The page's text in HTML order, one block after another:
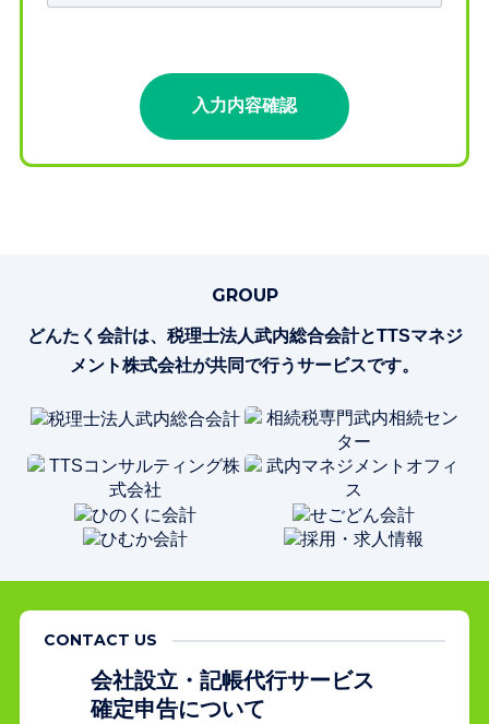
GROUP
どんたく会計は、税理士法人武内総合会計とTTSマネジ
メント株式会社が共同で行うサービスです。
CONTACT US
会社設立・記帳代行サービス
確定申告について